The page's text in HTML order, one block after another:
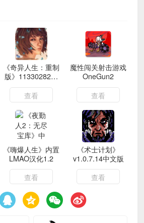
《奇异人生：重制
版》11330282中
文版
查看
魔性闯关射击游戏
OneGun2
查看
《嗨爆人生》内置
LMAO汉化1.2
查看
《术士计划》
v1.0.7.14中文版
查看